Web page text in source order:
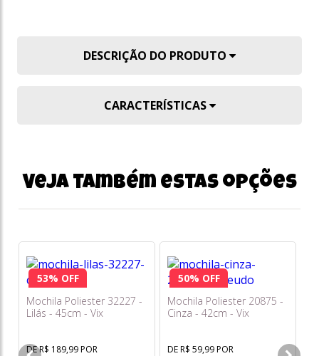
DESCRIÇÃO DO PRODUTO
CARACTERÍSTICAS
Veja também estas opções
53% OFF
Mochila Poliester 32227 -
Lilás - 45cm - Vix
DE R$ 189,99 POR
50% OFF
Mochila Poliester 20875 -
Cinza - 42cm - Vix
DE R$ 59,99 POR